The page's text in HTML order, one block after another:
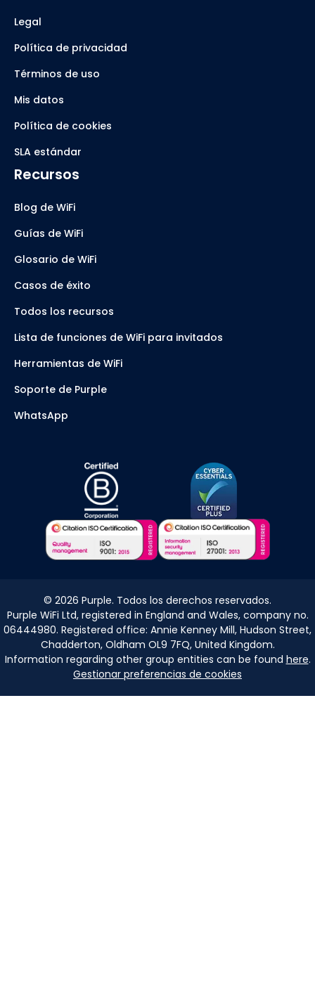
Legal
Política de privacidad
Términos de uso
Mis datos
Política de cookies
SLA estándar
Recursos
Blog de WiFi
Guías de WiFi
Glosario de WiFi
Casos de éxito
Todos los recursos
Lista de funciones de WiFi para invitados
Herramientas de WiFi
Soporte de Purple
WhatsApp
© 2026 Purple. Todos los derechos reservados.
Purple WiFi Ltd, registered in England and Wales, company no.
06444980. Registered office: Annie Kenney Mill, Hudson Street,
Chadderton, Oldham OL9 7FQ, United Kingdom.
Information regarding other group entities can be found here.
Gestionar preferencias de cookies